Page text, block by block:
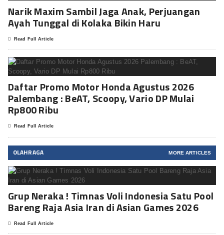
Narik Maxim Sambil Jaga Anak, Perjuangan
Ayah Tunggal di Kolaka Bikin Haru
Read Full Article
Daftar Promo Motor Honda Agustus 2026
Palembang : BeAT, Scoopy, Vario DP Mulai
Rp800 Ribu
Read Full Article
OLAHRAGA MORE ARTICLES
Grup Neraka ! Timnas Voli Indonesia Satu Pool
Bareng Raja Asia Iran di Asian Games 2026
Read Full Article